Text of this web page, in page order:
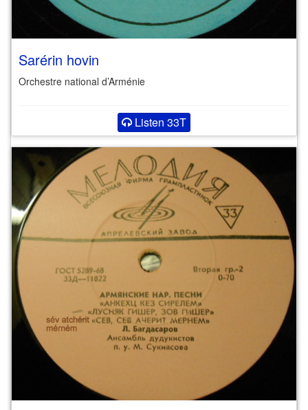
Sarérin hovin
Orchestre national d’Arménie
Listen 33T